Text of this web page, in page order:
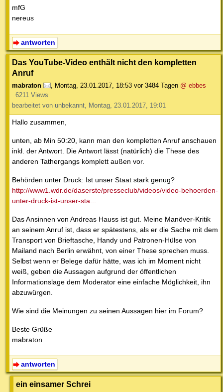
mfG
nereus
antworten
Das YouTube-Video enthält nicht den kompletten
Anruf
mabraton , Montag, 23.01.2017, 18:53 vor 3484 Tagen @ ebbes
6211 Views
bearbeitet von unbekannt, Montag, 23.01.2017, 19:01
Hallo zusammen,
unten, ab Min 50:20, kann man den kompletten Anruf anschauen
inkl. der Antwort. Die Antwort lässt (natürlich) die These des
anderen Tathergangs komplett außen vor.
Behörden unter Druck: Ist unser Staat stark genug?
http://www1.wdr.de/daserste/presseclub/videos/video-behoerden-
unter-druck-ist-unser-sta...
Das Ansinnen von Andreas Hauss ist gut. Meine Manöver-Kritik
an seinem Anruf ist, dass er spätestens, als er die Sache mit dem
Transport von Brieftasche, Handy und Patronen-Hülse von
Mailand nach Berlin erwähnt, von einer These sprechen muss.
Selbst wenn er Belege dafür hätte, was ich im Moment nicht
weiß, geben die Aussagen aufgrund der öffentlichen
Informationslage dem Moderator eine einfache Möglichkeit, ihn
abzuwürgen.
Wie sind die Meinungen zu seinen Aussagen hier im Forum?
Beste Grüße
mabraton
antworten
ein einsamer Schrei